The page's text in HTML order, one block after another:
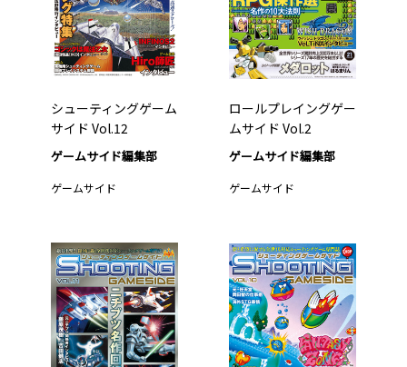
シューティングゲーム
サイド Vol.12
ゲームサイド編集部
ゲームサイド
ロールプレイングゲー
ムサイド Vol.2
ゲームサイド編集部
ゲームサイド